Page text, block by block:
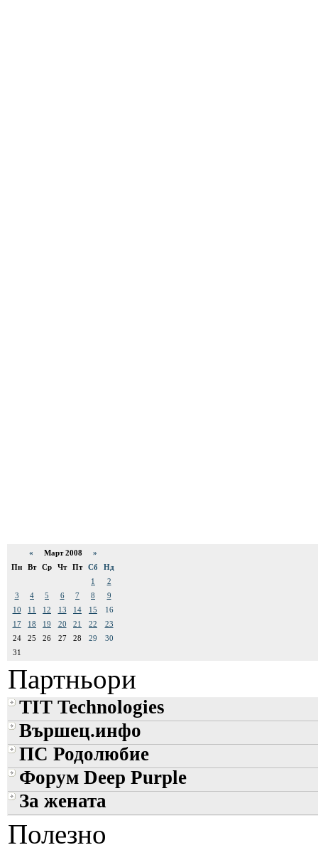
« Март 2008 »
Пн
Вт Ср Чт Пт Сб
Нд
1
2
3
4 5 6 7 8
9
10
11 12 13 14 15
16
17
18 19 20 21 22
23
24
25 26 27 28 29
30
31
Партньори
TIT Technologies
Вършец.инфо
ПС Родолюбие
Форум Deep Purple
За жената
Полезно